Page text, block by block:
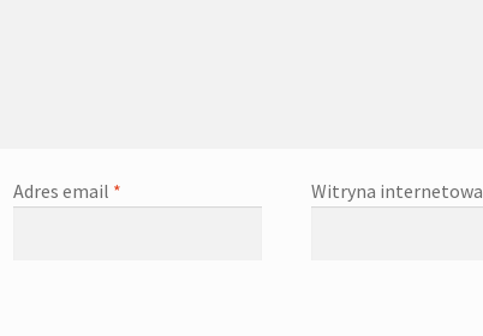
Adres email * Witryna internetowa